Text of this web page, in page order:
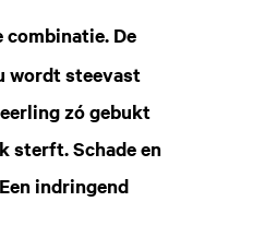
combinatie. De
wordt steevast
zó gebukt
sterft. Schade en
indringend